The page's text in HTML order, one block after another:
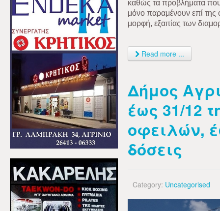
καθώς τα προβλήματα
μόνο παραμένουν επί της
μορφή, εξαιτίας των
Read more ...
Δήμος
έως 31/12
οφειλών,
δόσεις
Category: Uncategorised